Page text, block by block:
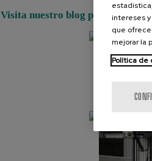
Visita nuestro blog pinchando
intereses
que
mejorar la
Política de